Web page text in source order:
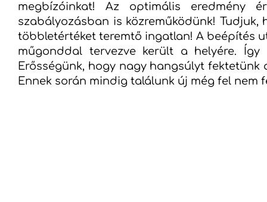
megbízóinkat! Az optimális eredmény
szabályozásban is közreműködünk!
többletértéket teremtő ingatlan! A beépítés
műgonddal tervezve került a helyére.
Erősségünk, hogy nagy hangsúlyt
Ennek során mindig találunk új még fel